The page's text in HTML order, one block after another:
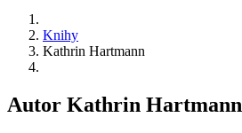
Knihy
Kathrin Hartmann
Autor Kathrin Hartmann